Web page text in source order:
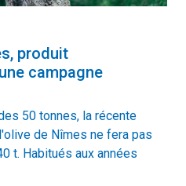
produit
campagne
50 tonnes, la récente
de Nîmes ne fera pas
t. Habitués aux années